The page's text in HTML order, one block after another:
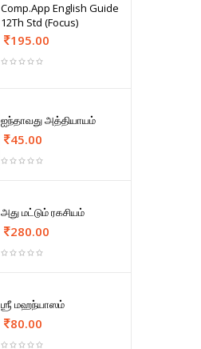
Comp.App English Guide
12Th Std (Focus)
195.00
ஐந்தாவது அத்தியாயம்
45.00
அது மட்டும் ரகசியம்
280.00
ஶ்ரீ மஹந்யாஸம்
80.00